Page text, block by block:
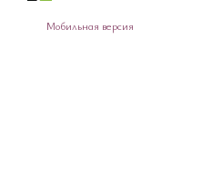
Мобильная версия